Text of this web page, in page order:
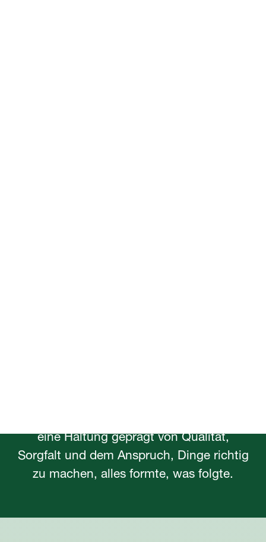
eine Haltung geprägt von Qualität,
Sorgfalt und dem Anspruch, Dinge richtig
zu machen, alles formte, was folgte.